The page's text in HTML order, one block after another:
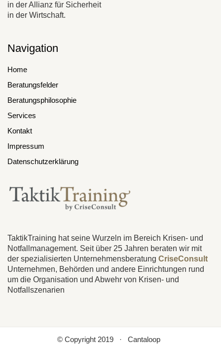
in der Allianz für Sicherheit
in der Wirtschaft.
Navigation
Home
Beratungsfelder
Beratungsphilosophie
Services
Kontakt
Impressum
Datenschutzerklärung
TaktikTraining hat seine Wurzeln im Bereich Krisen- und
Notfallmanagement. Seit über 25 Jahren beraten wir mit
der spezialisierten Unternehmensberatung CriseConsult
Unternehmen, Behörden und andere Einrichtungen rund
um die Organisation und Abwehr von Krisen- und
Notfallszenarien
© Copyright 2019 · Cantaloop